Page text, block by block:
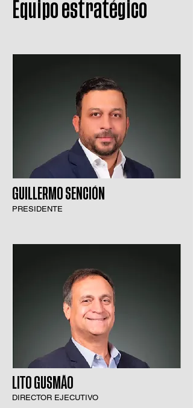
Equipo estratégico
GUILLERMO SENCIÓN
PRESIDENTE
LITO GUSMÃO
DIRECTOR EJECUTIVO